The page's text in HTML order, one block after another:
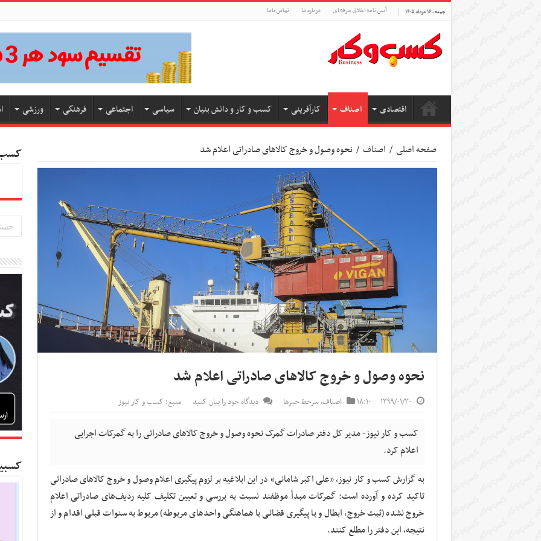
جمعه , ۱۶ مرداد ۱۴۰۵ آیین نامه اخلاق حرفه ای درباره ما تماس باما
اقتصادی اصناف کارآفرینی کسب و کار و دانش بنیان سیاسی اجتماعی فرهنگی ورزشی
صفحه اصلی / اصناف / نحوه وصول و خروج کالاهای صادراتی اعلام شد
نحوه وصول و خروج کالاهای صادراتی اعلام شد
۱۳۹۹/۰۱/۳۰ ۱۸:۱۰ اصناف,سرخط خبرها دیدگاه خود را بیان کنید منبع: کسب و کار نیوز
کسب و کار نیوز- مدیر کل دفتر صادرات گمرک نحوه وصول و خروج کالاهای صادراتی را به گمرکات اجرایی
اعلام کرد.
به گزارش کسب و کار نیوز، «علی اکبر شامانی» در این ابلاغیه بر لزوم پیگیری اعلام وصول و خروج کالاهای صادراتی
تاکید کرده و آورده است: گمرکات مبدأ موظفند نسبت به بررسی و تعیین تکلیف کلیه ردیف‌های صادراتی اعلام
خروج نشده (ثبت خروج، ابطال و با پیگیری قضائی با هماهنگی واحدهای مربوطه) مربوط به سنوات قبلی اقدام و از
نتیجه، این دفتر را مطلع کنند.
کسب